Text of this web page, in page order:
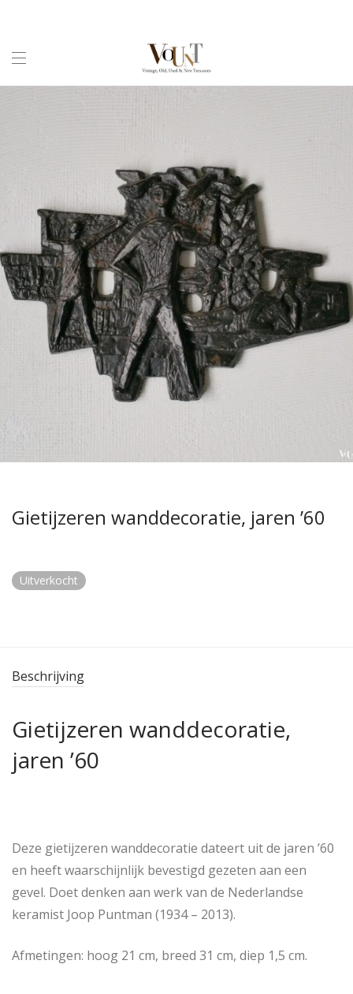
Gietijzeren wanddecoratie, jaren ’60
Uitverkocht
Beschrijving
Gietijzeren wanddecoratie,
jaren ’60
Deze gietijzeren wanddecoratie dateert uit de jaren ’60
en heeft waarschijnlijk bevestigd gezeten aan een
gevel. Doet denken aan werk van de Nederlandse
keramist Joop Puntman (1934 – 2013).
Afmetingen: hoog 21 cm, breed 31 cm, diep 1,5 cm.